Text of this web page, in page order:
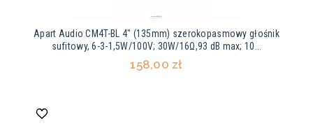
Apart Audio CM4T-BL 4" (135mm) szerokopasmowy głośnik
sufitowy, 6-3-1,5W/100V; 30W/16Ω,93 dB max; 10...
158,00 zł